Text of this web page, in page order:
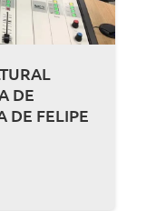
DE
DE FELIPE